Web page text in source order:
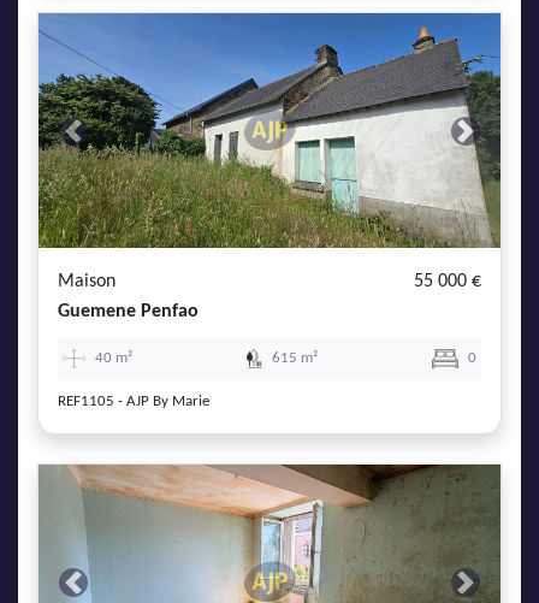
Previous Next
Maison
55 000 €
Guemene Penfao
40 m² 615 m² 0
REF1105 - AJP By Marie
Previous Next